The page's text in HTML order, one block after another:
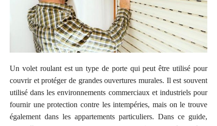
Un volet roulant est un type de porte qui peut être utilisé pour
couvrir et protéger de grandes ouvertures murales. Il est souvent
utilisé dans les environnements commerciaux et industriels pour
fournir une protection contre les intempéries, mais on le trouve
également dans les appartements particuliers. Dans ce guide,